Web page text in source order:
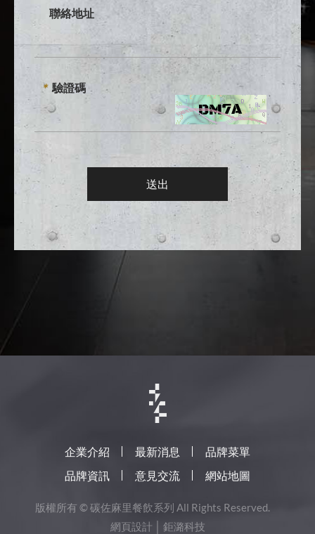
聯絡地址
* 驗證碼
送出
企業介紹 最新消息
品牌菜單
品牌資訊
意見交流 網站地圖
版權所有 © 碳佐麻里餐飲系列 All Rights Reserved.
網頁設計 │ 鉅潞科技